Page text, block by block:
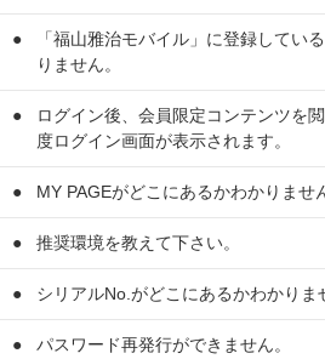
「福山雅治モバイル」に登録してい
りません。
ログイン後、会員限定コンテンツを
度ログイン画面が表示されます。
MY PAGEがどこにあるかわかりませ
推奨環境を教えて下さい。
シリアルNo.がどこにあるかわかりま
パスワード再発行ができません。